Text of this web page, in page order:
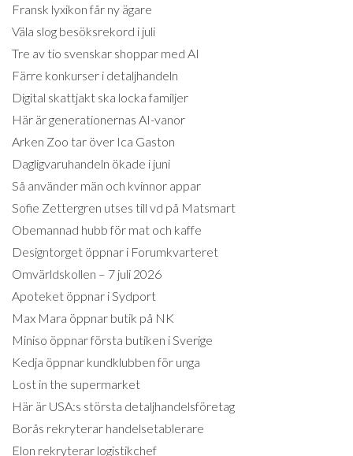
Fransk lyxikon får ny ägare
Väla slog besöksrekord i juli
Tre av tio svenskar shoppar med AI
Färre konkurser i detaljhandeln
Digital skattjakt ska locka familjer
Här är generationernas AI-vanor
Arken Zoo tar över Ica Gaston
Dagligvaruhandeln ökade i juni
Så använder män och kvinnor appar
Sofie Zettergren utses till vd på Matsmart
Obemannad hubb för mat och kaffe
Designtorget öppnar i Forumkvarteret
Omvärldskollen – 7 juli 2026
Apoteket öppnar i Sydport
Max Mara öppnar butik på NK
Miniso öppnar första butiken i Sverige
Kedja öppnar kundklubben för unga
Lost in the supermarket
Här är USA:s största detaljhandelsföretag
Borås rekryterar handelsetablerare
Elon rekryterar logistikchef